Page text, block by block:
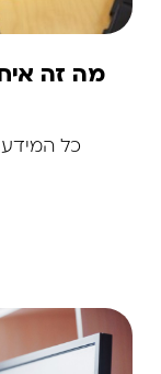
מה זה
כל המידע